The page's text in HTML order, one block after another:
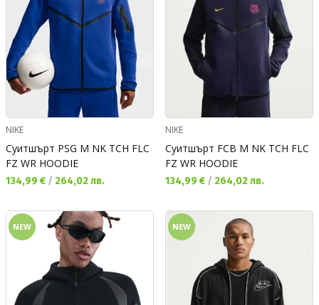
NIKE
Суитшърт PSG M NK TCH FLC
FZ WR HOODIE
Текуща цена:
134,99 € / 264,02 лв.
NIKE
Суитшърт FCB M NK TCH FLC
FZ WR HOODIE
Текуща цена:
134,99 € / 264,02 лв.
NEW NEW